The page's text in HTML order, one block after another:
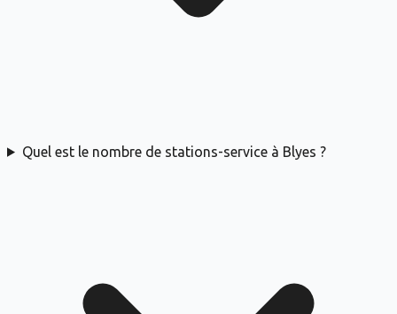
Quel est le nombre de stations-service à Blyes ?